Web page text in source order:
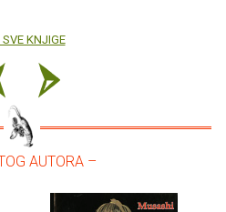
SVE KNJIGE
AUTORA –